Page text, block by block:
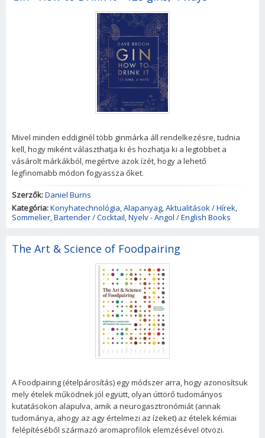
Mivel minden eddiginél több ginmárka áll rendelkezésre, tudnia
kell, hogy miként választhatja ki és hozhatja ki a legtöbbet a
vásárolt márkákból, megértve azok ízét, hogy a lehető
legfinomabb módon fogyassza őket.
Szerzők:Daniel Burns
Kategória:Konyhatechnológia,Alapanyag,Aktualitások / Hírek,
Sommelier,Bartender / Cocktail,Nyelv - Angol / English Books
The Art & Science of Foodpairing
A Foodpairing (ételpárosítás) egy módszer arra, hogy azonosítsuk
mely ételek működnek jól együtt, olyan úttörő tudományos
kutatásokon alapulva, amik a neurogasztronómiát (annak
tudománya, ahogy az agy értelmezi az ízeket) az ételek kémiai
felépítéséből származó aromaprofilok elemzésével ötvözi.